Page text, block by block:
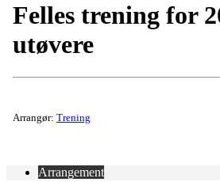
Felles trening for
utøvere
Arrangør: Trening
Arrangement